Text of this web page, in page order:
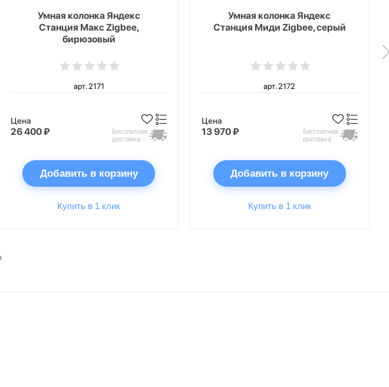
Умная колонка Яндекс
Станция Макс Zigbee,
бирюзовый
арт. 2171
Цена
26 400 ₽
Бесплатная
доставка
Добавить в корзину
Купить в 1 клик
Умная колонка Яндекс
Станция Миди Zigbee, серый
арт. 2172
Цена
13 970 ₽
Бесплатная
доставка
Добавить в корзину
Купить в 1 клик